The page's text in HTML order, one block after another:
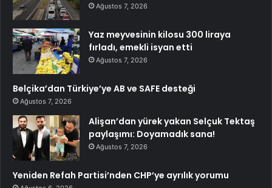
Ağustos 7, 2026
Yaz meyvesinin kilosu 300 liraya
fırladı, emekli isyan etti
Ağustos 7, 2026
Belçika’dan Türkiye’ye AB ve SAFE desteği
Ağustos 7, 2026
Alişan’dan yürek yakan Selçuk Tektaş
paylaşımı: Doyamadık sana!
Ağustos 7, 2026
Yeniden Refah Partisi’nden CHP’ye ayrılık yorumu